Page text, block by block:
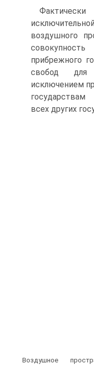
воздушного
прибрежного
свобод
исключением
всех других
Воздушное